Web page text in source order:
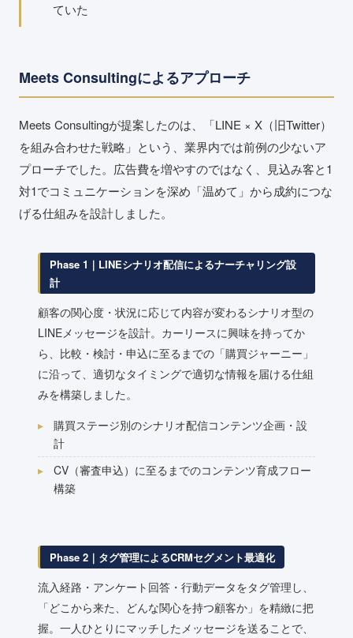
ていた
Meets Consultingによるアプローチ
Meets Consultingが提案したのは、「LINE × X（旧Twitter）
を組み合わせた戦略」という、業界内では前例の少ないア
プローチでした。広告費を増やすのではなく、見込み客と1
対1でコミュニケーションを深め「温めて」から成約につな
げる仕組みを設計しました。
Phase 1｜LINEシナリオ配信によるナーチャリング設
計
顧客の関心度・状況に応じて内容が変わるシナリオ型の
LINEメッセージを設計。カーリースに興味を持ってか
ら、比較・検討・申込に至るまでの「購買ジャーニー」
に沿って、適切なタイミングで適切な情報を届ける仕組
みを構築しました。
購買ステージ別のシナリオ配信コンテンツ企画・設
計
CV（審査申込）に至るまでのコンテンツ育成フロー
構築
Phase 2｜タグ管理によるCRMセグメント最適化
流入経路・アンケート回答・行動データをタグ管理し、
「どこから来た、どんな関心を持つ顧客か」を精緻に把
握。一人ひとりにマッチしたメッセージを送ることで、